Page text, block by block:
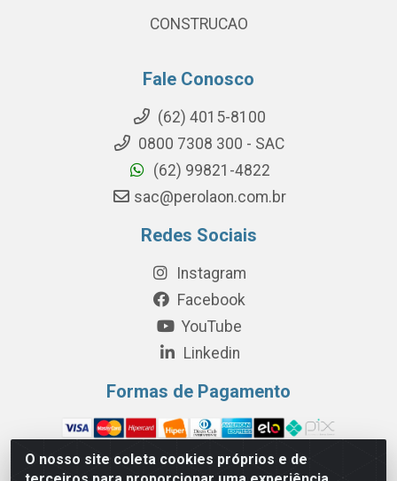
O nosso site coleta cookies próprios e de
CONSTRUCAO
Fale Conosco
(62) 4015-8100
0800 7308 300 - SAC
(62) 99821-4822
sac@perolaon.com.br
Redes Sociais
Instagram
Facebook
YouTube
Linkedin
Formas de Pagamento